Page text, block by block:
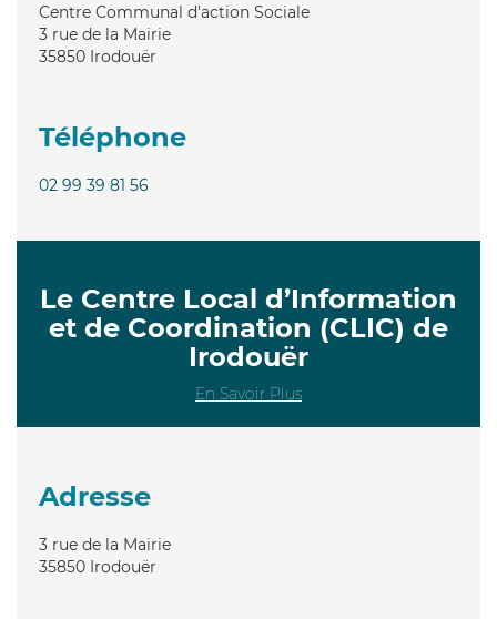
Centre Communal d'action Sociale
3 rue de la Mairie
35850 Irodouër
Téléphone
02 99 39 81 56
Le Centre Local d’Information
et de Coordination (CLIC) de
Irodouër
En Savoir Plus
Adresse
3 rue de la Mairie
35850 Irodouër